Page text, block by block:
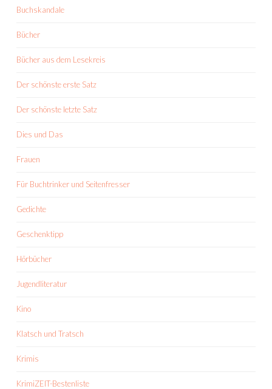
Buchskandale
Bücher
Bücher aus dem Lesekreis
Der schönste erste Satz
Der schönste letzte Satz
Dies und Das
Frauen
Für Buchtrinker und Seitenfresser
Gedichte
Geschenktipp
Hörbücher
Jugendliteratur
Kino
Klatsch und Tratsch
Krimis
KrimiZEIT-Bestenliste